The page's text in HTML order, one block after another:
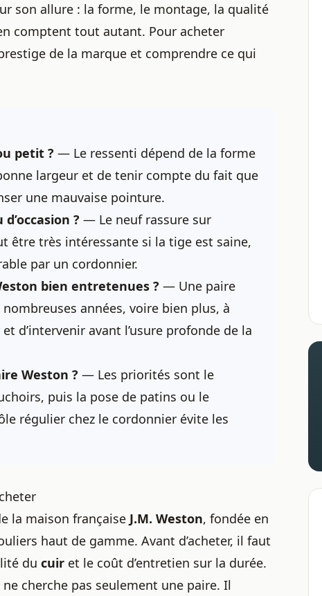
son allure : la forme, le montage, la qualité
comptent tout autant. Pour acheter
de la marque et comprendre ce qui
petit ? — Le ressenti dépend de la forme
largeur et de tenir compte du fait que
une mauvaise pointure.
? — Le neuf rassure sur
être très intéressante si la tige est saine,
par un cordonnier.
bien entretenues ? — Une paire
années, voire bien plus, à
d’intervenir avant l’usure profonde de la
Weston ? — Les priorités sont le
puis la pose de patins ou le
régulier chez le cordonnier évite les
la maison française J.M. Weston, fondée en
haut de gamme. Avant d’acheter, il faut
du cuir et le coût d’entretien sur la durée.
ne cherche pas seulement une paire. Il